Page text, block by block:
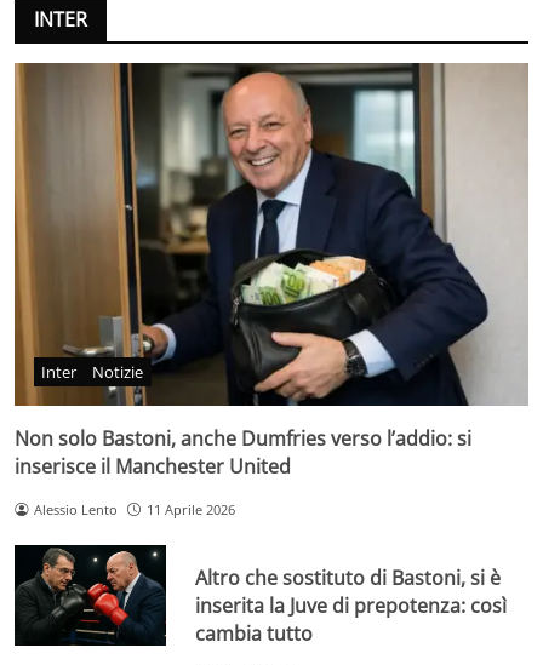
INTER
Inter Notizie
Non solo Bastoni, anche Dumfries verso l’addio: si
inserisce il Manchester United
Alessio Lento 11 Aprile 2026
Altro che sostituto di Bastoni, si è
inserita la Juve di prepotenza: così
cambia tutto